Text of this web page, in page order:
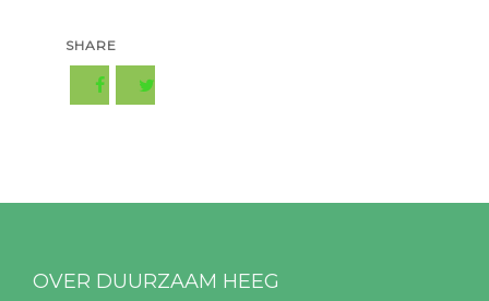
SHARE
OVER DUURZAAM HEEG